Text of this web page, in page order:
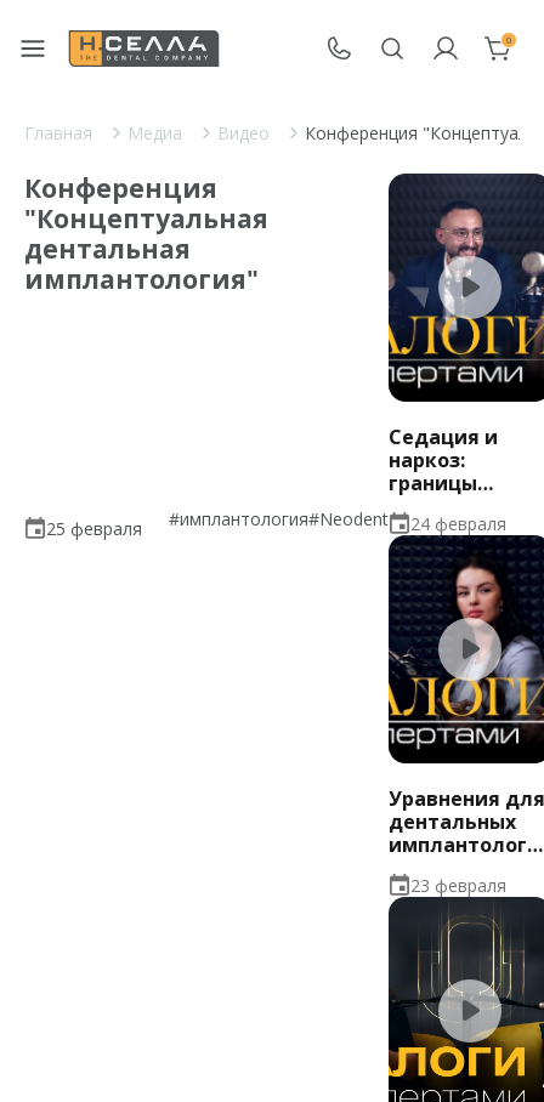
0
Главная Медиа Видео Конференция
Конференция
"Концептуальная
дентальная
имплантология"
25 февраля #имплантология#Neodent
Седация и
наркоз:
границы
комфорта
пациента и
медицинских
показаний
24 февраля
Уравнения для
дентальных
со
неизвестных
23 февраля